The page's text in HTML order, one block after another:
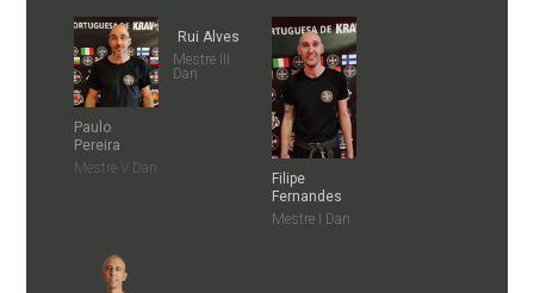
Paulo
Pereira
Mestre V Dan
Rui Alves
Mestre III
Dan
Filipe
Fernandes
Mestre I Dan